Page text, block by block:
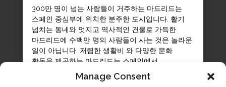
Manage Consent
300만 명이 넘는 사람들이 거주하는 마드리드는
스페인 중심부에 위치한 분주한 도시입니다. 활기
넘치는 동네와 멋지고 역사적인 건물로 가득한
마드리드에 수백만 명의 사람들이 사는 것은 놀라운
일이 아닙니다. 저렴한 생활비 와 다양한 문화
활동을 제공하는 마드리드는 스페인에서
공부 하려는 학생들에게 부인할 수 없는 훌륭한
장소입니다 . 마드리드 카를로스 3세 대학교의 국제